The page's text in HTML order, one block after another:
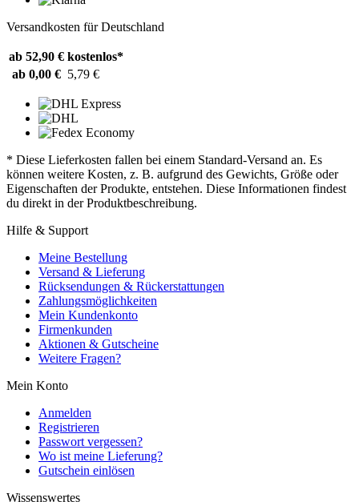
Versandkosten für Deutschland
ab 52,90 € kostenlos*
ab 0,00 € 5,79 €
* Diese Lieferkosten fallen bei einem Standard-Versand an. Es
können weitere Kosten, z. B. aufgrund des Gewichts, Größe oder
Eigenschaften der Produkte, entstehen. Diese Informationen findest
du direkt in der Produktbeschreibung.
Hilfe & Support
Meine Bestellung
Versand & Lieferung
Rücksendungen & Rückerstattungen
Zahlungsmöglichkeiten
Mein Kundenkonto
Firmenkunden
Aktionen & Gutscheine
Weitere Fragen?
Mein Konto
Anmelden
Registrieren
Passwort vergessen?
Wo ist meine Lieferung?
Gutschein einlösen
Wissenswertes